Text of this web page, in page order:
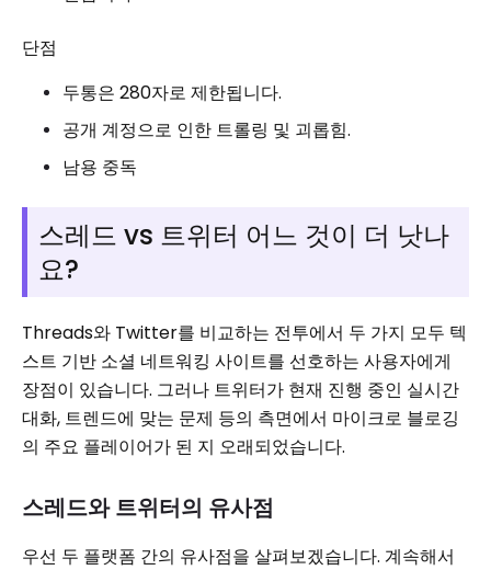
단점
두통은 280자로 제한됩니다.
공개 계정으로 인한 트롤링 및 괴롭힘.
남용 중독
스레드 vs 트위터 어느 것이 더 낫나
요?
Threads와 Twitter를 비교하는 전투에서 두 가지 모두 텍
스트 기반 소셜 네트워킹 사이트를 선호하는 사용자에게
장점이 있습니다. 그러나 트위터가 현재 진행 중인 실시간
대화, 트렌드에 맞는 문제 등의 측면에서 마이크로 블로깅
의 주요 플레이어가 된 지 오래되었습니다.
스레드와 트위터의 유사점
우선 두 플랫폼 간의 유사점을 살펴보겠습니다. 계속해서